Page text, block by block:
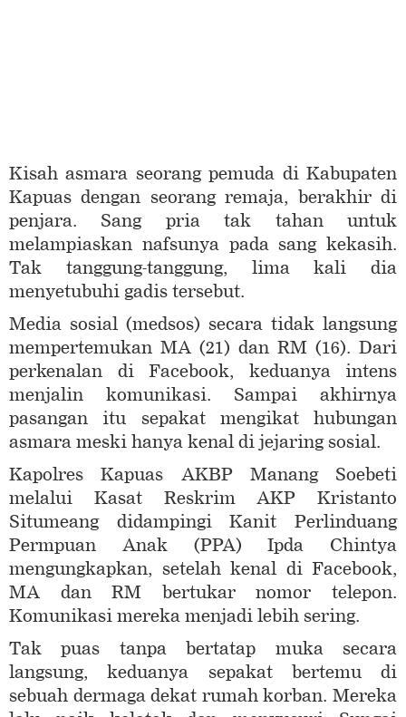
Kisah asmara seorang pemuda di Kabupaten
Kapuas dengan seorang remaja, berakhir di
penjara. Sang pria tak tahan untuk
melampiaskan nafsunya pada sang kekasih.
Tak tanggung-tanggung, lima kali dia
menyetubuhi gadis tersebut.
Media sosial (medsos) secara tidak langsung
mempertemukan MA (21) dan RM (16). Dari
perkenalan di Facebook, keduanya intens
menjalin komunikasi. Sampai akhirnya
pasangan itu sepakat mengikat hubungan
asmara meski hanya kenal di jejaring sosial.
Kapolres Kapuas AKBP Manang Soebeti
melalui Kasat Reskrim AKP Kristanto
Situmeang didampingi Kanit Perlinduang
Permpuan Anak (PPA) Ipda Chintya
mengungkapkan, setelah kenal di Facebook,
MA dan RM bertukar nomor telepon.
Komunikasi mereka menjadi lebih sering.
Tak puas tanpa bertatap muka secara
langsung, keduanya sepakat bertemu di
sebuah dermaga dekat rumah korban. Mereka